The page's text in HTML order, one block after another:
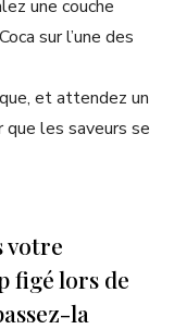
une couche
sur l’une des
et attendez un
les saveurs se
votre
figé lors de
la